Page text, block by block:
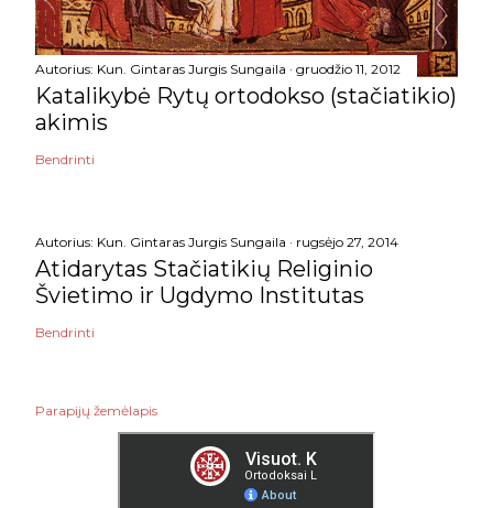
Autorius: Kun. Gintaras Jurgis Sungaila gruodžio 11, 2012
Katalikybė Rytų ortodokso (stačiatikio)
akimis
Bendrinti
Autorius: Kun. Gintaras Jurgis Sungaila rugsėjo 27, 2014
Atidarytas Stačiatikių Religinio
Švietimo ir Ugdymo Institutas
Bendrinti
Parapijų žemėlapis